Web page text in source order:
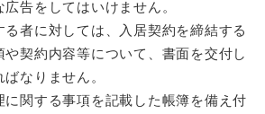
告をしてはいけません。
る者に対しては、入居契約を締結する
や契約内容等について、書面を交付し
なりません。
に関する事項を記載した帳簿を備え付